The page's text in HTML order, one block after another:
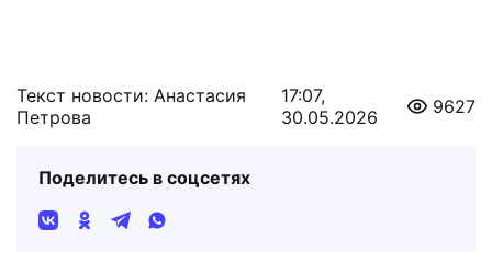
Текст новости: Анастасия
Петрова
17:07,
30.05.2026
9627
Поделитесь в соцсетях